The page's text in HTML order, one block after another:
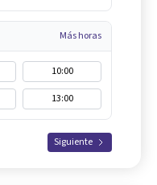
Más horas
10:00
13:00
Siguiente